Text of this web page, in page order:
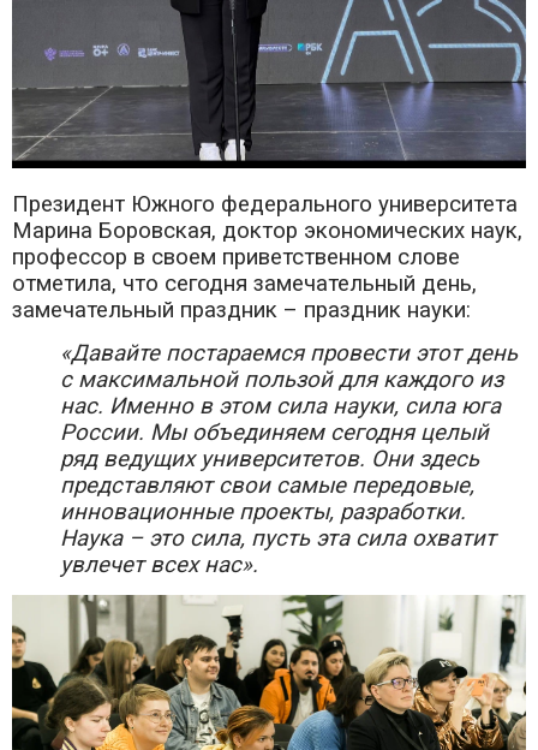
Президент Южного федерального университета
Марина Боровская, доктор экономических наук,
профессор в своем приветственном слове
отметила, что сегодня замечательный день,
замечательный праздник – праздник науки:
«Давайте постараемся провести этот день
с максимальной пользой для каждого из
нас. Именно в этом сила науки, сила юга
России. Мы объединяем сегодня целый
ряд ведущих университетов. Они здесь
представляют свои самые передовые,
инновационные проекты, разработки.
Наука – это сила, пусть эта сила охватит
увлечет всех нас».